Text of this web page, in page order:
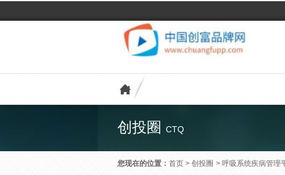
创投圈 CTQ
您现在的位置： 首页 > 创投圈 > 呼吸系统疾病管理